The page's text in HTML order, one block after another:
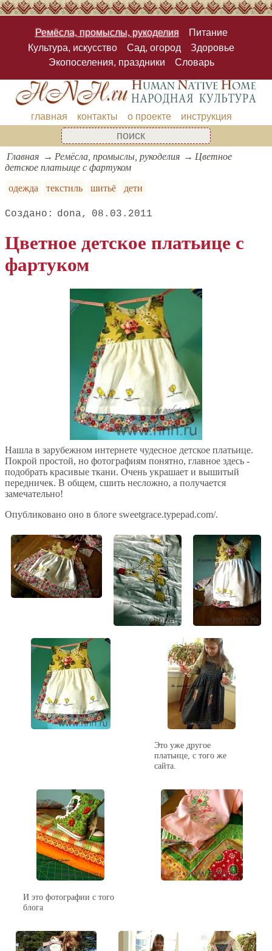
Ремёсла, промыслы, рукоделия
Питание
Культура, искусство
Сад, огород
Здоровье
Экопоселения, праздники
Словарь
главная контакты о проекте инструкция
Главная Ремёсла, промыслы, рукоделия
Цветное
детское платьице с фартуком
одежда
текстиль шитьё дети
dona 08.03.2011
Цветное детское платьице с
фартуком
Нашла в зарубежном интернете чудесное детское платьице.
Покрой простой, но фотографиям понятно, главное здесь -
подобрать красивые ткани. Очень украшает и вышитый
передничек. В общем, сшить несложно, а получается
замечательно!
Опубликовано оно в блоге sweetgrace.typepad.com/.
Это уже другое
платьице, с того же
сайта.
И это фотографии с того
блога